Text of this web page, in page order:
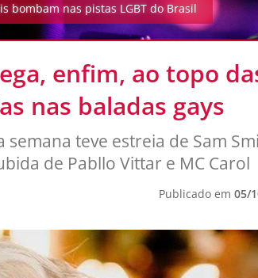
bombam nas pistas LGBT do Brasil
enfim, ao topo
nas baladas gays
semana teve estreia de Sam
de Pabllo Vittar e MC Carol
Publicado em 05/